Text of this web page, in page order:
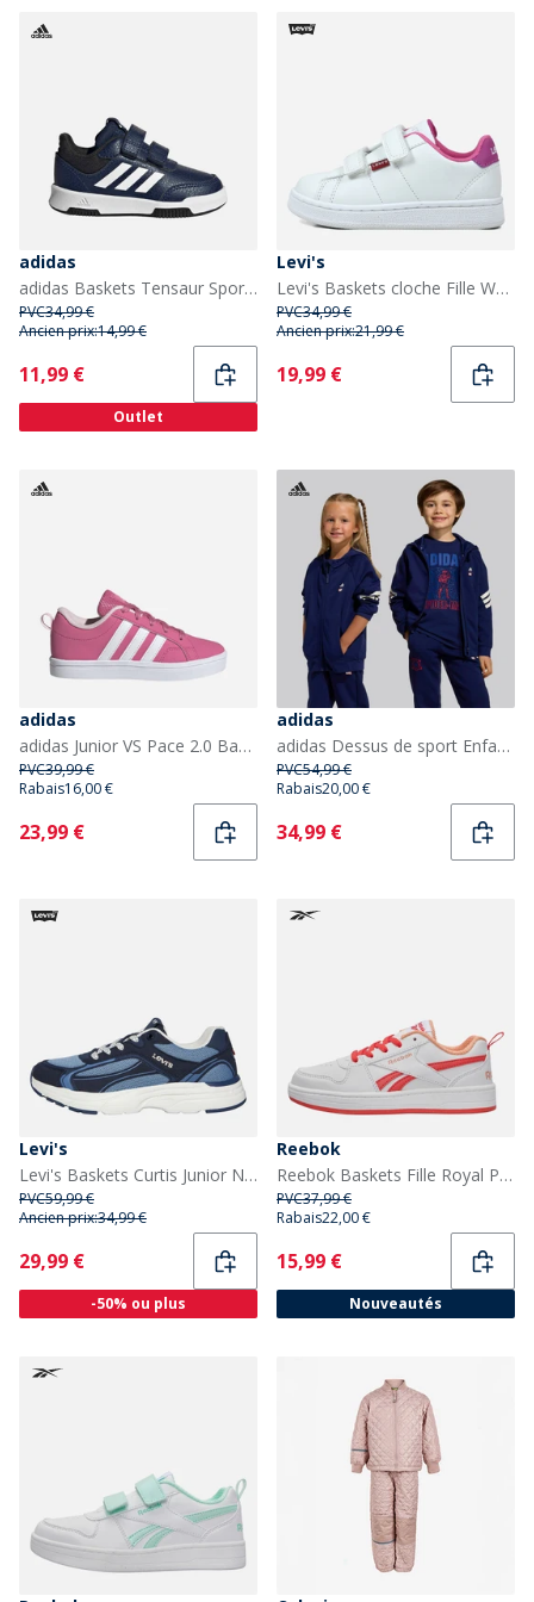
adidas
adidas Baskets Tensaur Sport 2.0 Enfant Dark Blue/Footwear White/Core Black
PVC34,99 €
Ancien prix:14,99 €
Current
11,99 €
Outlet
Levi's
Levi's Baskets cloche Fille White Fuxia 0069
PVC34,99 €
Ancien prix:21,99 €
Current
19,99 €
adidas
adidas Junior VS Pace 2.0 Baskets Pink Fusion/Cloud White/Clear Pink
PVC39,99 €
Rabais16,00 €
Current
23,99 €
adidas
adidas Dessus de sport Enfant X Marvel Spider-Man Dark Blue/Off White
PVC54,99 €
Rabais20,00 €
Current
34,99 €
Levi's
Levi's Baskets Curtis Junior Navy Jeans 1690
PVC59,99 €
Ancien prix:34,99 €
Current
29,99 €
-50% ou plus
Reebok
Reebok Baskets Fille Royal Prime 2.0 Blanc/Sunset Coral/Sunkissed Orange
PVC37,99 €
Rabais22,00 €
Current
15,99 €
Nouveautés